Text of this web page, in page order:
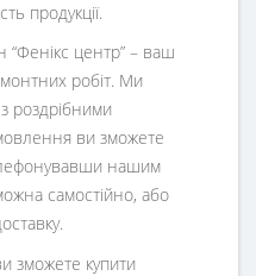
продукції.
“Фенікс центр” – ваш
робіт. Ми
роздрібними
ви зможете
нашим
самостійно, або
зможете купити